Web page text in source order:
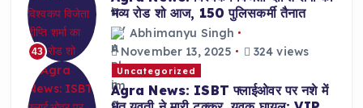
43
भव्य रोड शो आज, 150 पुलिसकर्मी तैनात
Abhimanyu Singh
November 13, 2025
324 views
Uncategorized
Agra News: ISBT फ्लाईओवर पर नशे में